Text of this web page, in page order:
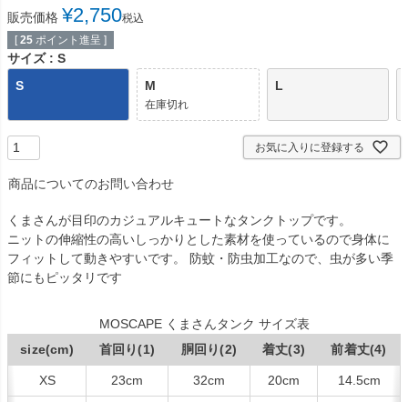
販売価格 ¥2,750税込
[ 25 ポイント進呈 ]
サイズ
S
S
M
在庫切れ
L
お気に入りに登録する
商品についてのお問い合わせ
くまさんが目印のカジュアルキュートなタンクトップです。
ニットの伸縮性の高いしっかりとした素材を使っているので身体に
フィットして動きやすいです。 防蚊・防虫加工なので、虫が多い季
節にもピッタリです
MOSCAPE くまさんタンク サイズ表
size(cm)
首回り(1) 胴回り(2) 着丈(3) 前着丈(4)
XS 23cm 32cm 20cm 14.5cm